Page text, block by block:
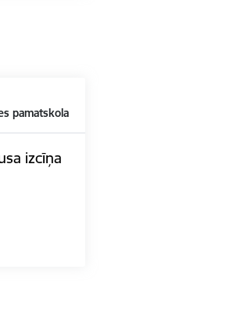
pamatskola
izcīņa